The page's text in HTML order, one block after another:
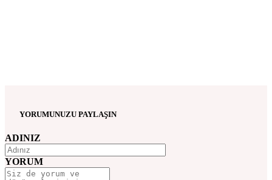
YORUMUNUZU PAYLAŞIN
ADINIZ
YORUM